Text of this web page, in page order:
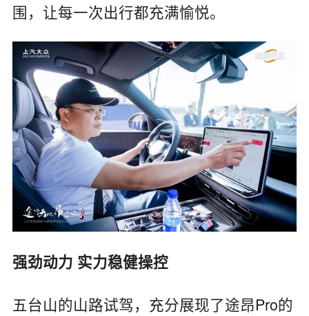
围，让每一次出行都充满愉悦。
强劲动力 实力稳健操控
五台山的山路试驾，充分展现了途昂Pro的